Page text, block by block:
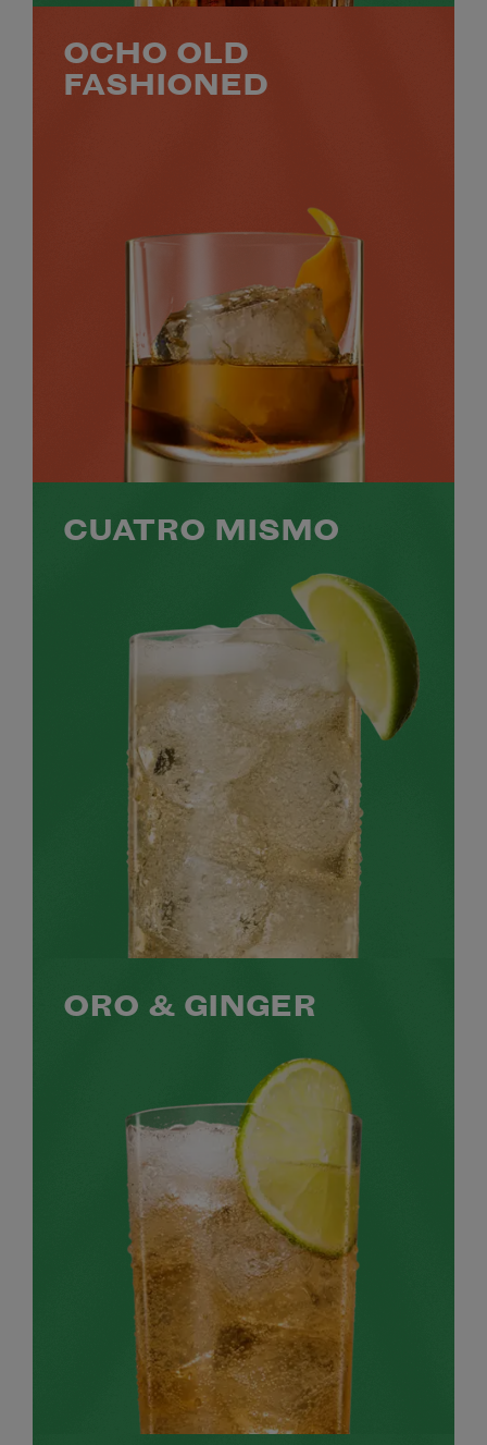
OCHO OLD
FASHIONED
CUATRO MISMO
ORO & GINGER